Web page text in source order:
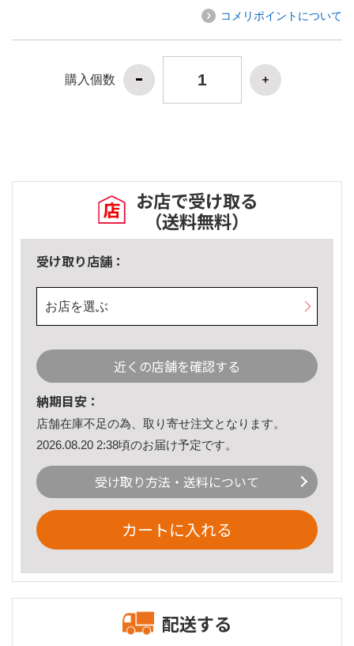
コメリポイントについて
購入個数
お店で受け取る
（送料無料）
受け取り店舗：
お店を選ぶ
近くの店舗を確認する
納期目安：
店舗在庫不足の為、取り寄せ注文となります。
2026.08.20 2:38頃のお届け予定です。
受け取り方法・送料について
カートに入れる
配送する